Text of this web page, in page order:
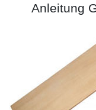
Anleitung